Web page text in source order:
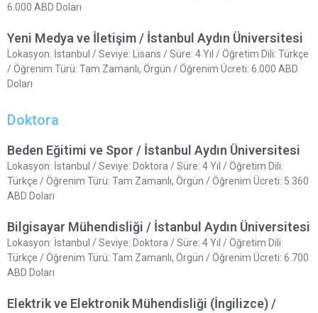
6.000 ABD Doları
Yeni Medya ve İletişim / İstanbul Aydın Üniversitesi
Lokasyon: İstanbul / Seviye: Lisans / Süre: 4 Yıl / Öğretim Dili: Türkçe
/ Öğrenim Türü: Tam Zamanlı, Örgün / Öğrenim Ücreti: 6.000 ABD
Doları
Doktora
Beden Eğitimi ve Spor / İstanbul Aydın Üniversitesi
Lokasyon: İstanbul / Seviye: Doktora / Süre: 4 Yıl / Öğretim Dili:
Türkçe / Öğrenim Türü: Tam Zamanlı, Örgün / Öğrenim Ücreti: 5.360
ABD Doları
Bilgisayar Mühendisliği / İstanbul Aydın Üniversitesi
Lokasyon: İstanbul / Seviye: Doktora / Süre: 4 Yıl / Öğretim Dili:
Türkçe / Öğrenim Türü: Tam Zamanlı, Örgün / Öğrenim Ücreti: 6.700
ABD Doları
Elektrik ve Elektronik Mühendisliği (İngilizce) /